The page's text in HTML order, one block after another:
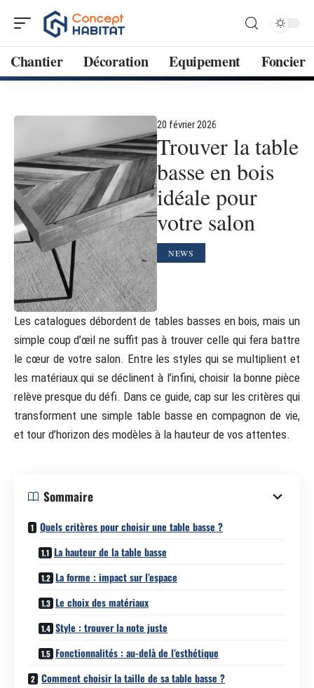
Chantier Décoration Equipement Foncier
20 février 2026
Trouver la table
basse en bois
idéale pour
votre salon
NEWS
Les catalogues débordent de tables basses en bois, mais un
simple coup d’œil ne suffit pas à trouver celle qui fera battre
le cœur de votre salon. Entre les styles qui se multiplient et
les matériaux qui se déclinent à l’infini, choisir la bonne pièce
relève presque du défi. Dans ce guide, cap sur les critères qui
transforment une simple table basse en compagnon de vie,
et tour d’horizon des modèles à la hauteur de vos attentes.
Sommaire
Quels critères pour choisir une table basse ?
La hauteur de la table basse
La forme : impact sur l’espace
Le choix des matériaux
Style : trouver la note juste
Fonctionnalités : au-delà de l’esthétique
Comment choisir la taille de sa table basse ?